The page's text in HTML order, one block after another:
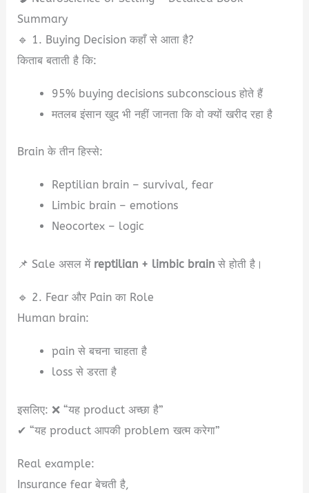
Summary
🔹 1. Buying Decision कहाँ से आता है?
किताब बताती है कि:
95% buying decisions subconscious होते हैं
मतलब इंसान खुद भी नहीं जानता कि वो क्यों खरीद रहा है
Brain के तीन हिस्से:
Reptilian brain – survival, fear
Limbic brain – emotions
Neocortex – logic
📌 Sale असल में reptilian + limbic brain से होती है।
🔹 2. Fear और Pain का Role
Human brain:
pain से बचना चाहता है
loss से डरता है
इसलिए: ❌ “यह product अच्छा है”
✔ “यह product आपकी problem खत्म करेगा”
Real example:
Insurance fear बेचती है,